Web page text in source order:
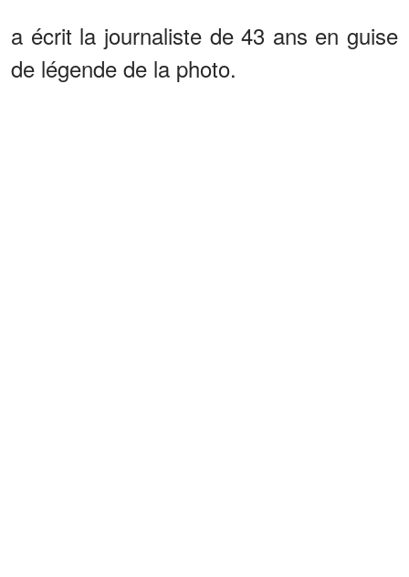
a écrit la journaliste de 43 ans en guise
de légende de la photo.